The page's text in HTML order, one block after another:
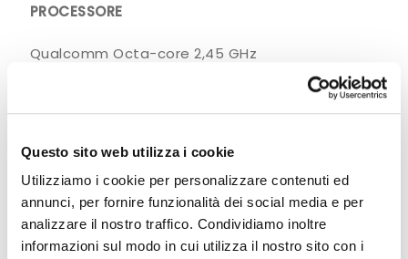
Questo sito web utilizza i cookie
Utilizziamo i cookie per personalizzare contenuti ed
annunci, per fornire funzionalità dei social media e per
analizzare il nostro traffico. Condividiamo inoltre
informazioni sul modo in cui utilizza il nostro sito con i
PROCESSORE
Qualcomm Octa-core 2,45 GHz
Estensione Max.256GB
SISTEMA OPERATIVO
Android 13 con GSM/AER